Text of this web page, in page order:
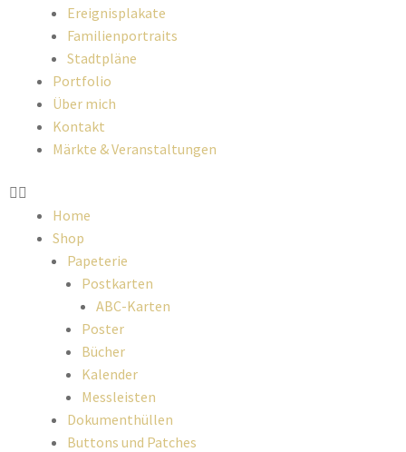
Ereignisplakate
Familienportraits
Stadtpläne
Portfolio
Über mich
Kontakt
Märkte & Veranstaltungen
Home
Shop
Papeterie
Postkarten
ABC-Karten
Poster
Bücher
Kalender
Messleisten
Dokumenthüllen
Buttons und Patches